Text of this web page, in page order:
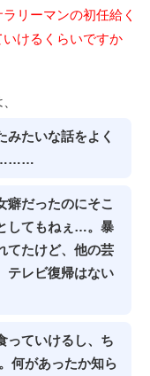
ラリーマンの初任給く
けるくらいですか
たいな話をよく
………
癖だったのにそこ
してもねぇ…。暴
てたけど、他の芸
テレビ復帰はない
っていけるし、ち
何があったか知ら